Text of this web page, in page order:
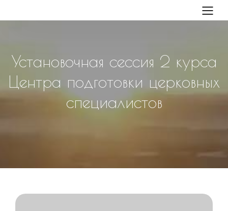
Установочная сессия 2 курса
Центра подготовки церковных
специалистов